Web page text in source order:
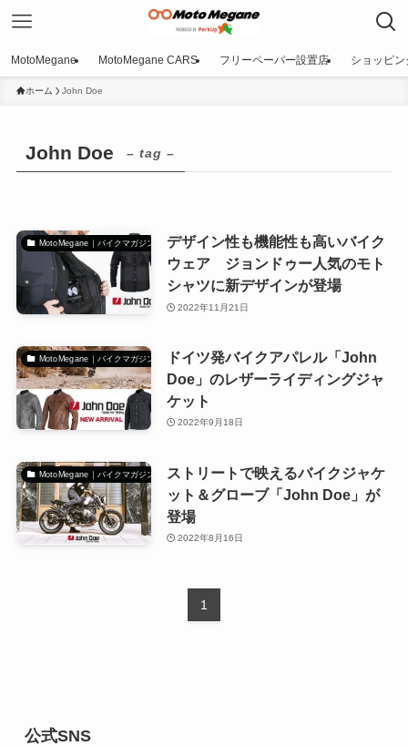
MotoMegane MotoMegane CARS フリーペーパー設置店 ショッピン
ホーム John Doe
John Doe – tag –
MotoMegane｜バイクマガジン
デザイン性も機能性も高いバイク
ウェア ジョンドゥー人気のモト
シャツに新デザインが登場
2022年11月21日
MotoMegane｜バイクマガジン
ドイツ発バイクアパレル「John
Doe」のレザーライディングジャ
ケット
2022年9月18日
MotoMegane｜バイクマガジン
ストリートで映えるバイクジャケ
ット＆グローブ「John Doe」が
登場
2022年8月16日
1
公式SNS